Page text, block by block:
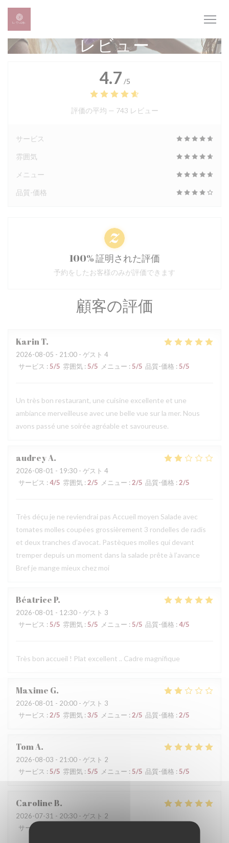
クッキー利用の管理について
レビュー
顧客の評価
KarinT
2026-08-05 - 21:00 - ゲスト 4
サービス : 5/5 雰囲気 : 5/5 メニュー : 5/5 品質-価格 : 5/5
Un très bon restaurant, une cuisine excellente et une
ambiance merveilleuse avec une belle vue sur la mer. Nous
avons passé une soirée agréable et savoureuse.
audreyA
2026-08-01 - 19:30 - ゲスト 4
サービス : 4/5 雰囲気 : 2/5 メニュー : 2/5 品質-価格 : 2/5
Très déçu je ne reviendrai pas Accueil moyen Salade avec
tomates molles coupées grossièrement 3 rondelles de radis
et deux tranches d’avocat. Pastèques molles qui devant
tremper depuis un moment dans la salade prête à l’avance
Bref je mange mieux chez moi
BéatriceP
2026-08-01 - 12:30 - ゲスト 3
サービス : 5/5 雰囲気 : 5/5 メニュー : 5/5 品質-価格 : 4/5
Très bon accueil ! Plat excellent .. Cadre magnifique
Maxime G
2026-08-01 - 20:00 - ゲスト 3
サービス :2/5 雰囲気 :3/5 メニュー : 2/5 品質-価格 :2/5
TomA
2026-08-03 - 21:00 - ゲスト 2
サービス : 5/5 雰囲気 : 5/5 メニュー : 5/5 品質-価格 : 5/5
CarolineB
2026-07-31 - 20:30 - ゲスト 2
サービス
4.7 /5
評価の平均 — 743 レビュー
サービス
雰囲気
メニュー
品質-価格
100% 証明された評価
予約をしたお客様のみが評価できます